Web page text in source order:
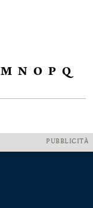
M N O P Q
PUBBLICITÀ